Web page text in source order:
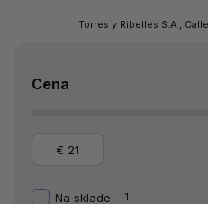
Torres y Ribelles S.A.,
Cena
€ 21
Na sklade 1